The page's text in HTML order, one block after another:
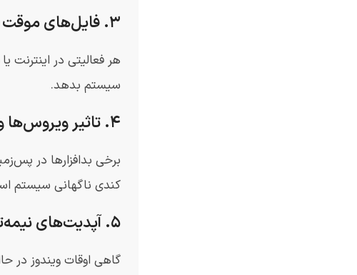
۳. فایل‌های موقت (Temp) و کش سیستم
سیستم بدهد.
۴. تاثیر ویروس‌ها و بدافزارها
برخی بدافزارها در
کندی ناگهانی سیستم
۵. آپدیت‌های نیمه‌تمام یا سنگین ویندوز
گاهی اوقات ویندوز در